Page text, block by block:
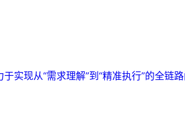
实现从“需求理解”到“精准执行”的全链